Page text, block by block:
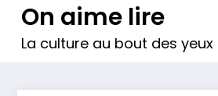
On aime lire
La culture au bout des yeux